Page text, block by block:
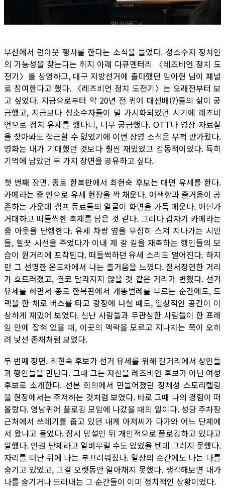
부산에서 런아웃 행사를 한다는 소식을 들었다. 성소수자 정치인
의 가능성을 찾는다는 취지 아래 다큐멘터리 〈레즈비언 정치 도
전기〉를 상영하고, 대구 지방선거에 출마했던 임아현 님이 패널
로 참여한다고 했다. 〈레즈비언 정치 도전기〉는 오래전부터 보
고 싶었다. 지금으로부터 약 20년 전 퀴어 대선배(?)들의 삶이 궁
금했고, 지금보다 성소수자들이 덜 가시화되었던 시기에 레즈비
언으로 정치 유세를 했다니, 너무 궁금했다. OTT나 영상 자료실
을 찾아봐도 접근할 수 없었기에 이번 상영 소식은 무척 반가웠다.
영화는 내가 기대했던 것보다 훨씬 재밌었고 감동적이었다. 특히
기억에 남았던 두 가지 장면을 공유하고 싶다.
첫 번째 장면. 종로 한복판에서 최현숙 후보는 대면 유세를 한다.
카메라는 줌 인으로 유세 현장을 꽉 채운다. 어색함과 즐거움이 공
존하는 가운데 캠프 동료들의 얼굴이 화면을 가득 메운다. 어딘가
거대하고 떠들썩한 축제를 담은 것 같다. 그러다 갑자기 카메라는
줌 아웃을 단행한다. 유세 차량 옆을 무심히 스쳐 지나가는 시민
들, 힐끗 시선을 주었다가 이내 제 갈 길을 재촉하는 행인들의 모
습이 원거리에 포착된다. 떠들썩하던 유세 소리도 멀어진다. 하지
만 그 선명한 온도차에서 나는 즐거움을 느꼈다. 질서정연한 거리
가 흐트러졌고, 결코 달라지지 않을 것 같은 거리가 변했다. 선거
유세를 하면서 종로 한복판에서 개똥벌레를 부르는 순간에도, 드
랙을 한 채로 버스를 타고 광장에 나설 때도, 일상적인 공간이 이
상하게 재밌어 보였다. 신난 사람들과 무관심한 사람들이 한 프레
임 안에 잡혀 있을 때, 이곳의 맥락을 모르고 지나치는 쪽이 오히
려 낯선 존재처럼 보였다.
두 번째 장면. 최현숙 후보가 선거 유세를 위해 길거리에서 상인들
과 행인들을 만난다. 그때 그는 자신을 레즈비언 후보가 아닌 여성
후보로 소개한다. 선본 회의에서 만들어졌던 정체성 스토리텔링
을 현장에서는 주저하는 것처럼 보였다. 바로 그때 나의 경험이 떠
올랐다. 영남퀴어 플로깅 모임에 나갔을 때의 일이다. 성당 주차장
근처에서 쓰레기를 줍고 있던 내게 아저씨가 다가와 어느 단체에
서 왔냐고 물었다. 잠시 망설인 뒤 개인적으로 플로깅하고 있다고
말했다. 인권 단체라고 얼버무릴 수도 있었을 텐데 그러지 못했다.
자리를 떠난 뒤에 나는 부끄러워졌다. 일상의 순간에도 나는 나를
숨기고 있었고, 그걸 오랫동안 알아채지 못했다. 생각해보면 내가
나를 숨기거나 드러내는 그 순간들이 이미 정치적인 상황이었다.